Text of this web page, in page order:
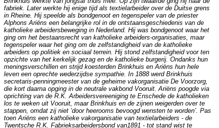
fabriek. Later werkte hij enige tijd als textielarbeider over de Duitse grens
in Rheine. Hij speelde als bondgenoot en tegenspeler van de priester
Alphons Ariëns een belangrijke rol in de ontstaansgeschiedenis van de
katholieke arbeidersbeweging in Nederland. Hij was bondgenoot waar het
ging om het bestaansrecht van katholieke arbeiders-organisaties, maar
tegenspeler waar het ging om de zelfstandigheid van de katholieke
arbeiders op politiek en sociaal terrein. Hij stond zelfstandigheid voor ten
opzichte van het kerkelijk gezag en de katholieke burgerij. Ondanks hun
meningsverschillen en strijd koesterden Brinkhuis en Ariëns hun hele
leven een oprechte wederzijdse sympathie. In 1888 werd Brinkhuis
secretaris-penningmeester van de geheime vakorganisatie De Voorzorg,
die kort daarna opging in de neutrale vakbond Vooruit. Ariëns poogde via
oprichting van de R.K. Arbeidersvereeniging te Enschede de katholieken
los te weken uit Vooruit, maar Brinkhuis en de zijnen weigerden over te
stappen, omdat zij niet ’door heerooms bevoogd wensten te worden’. Pas
toen Ariëns een katholieke vakorganisatie van textielarbeiders - de
Twentsche R.K. Fabrieksarbeidersbond van1891 - tot stand wist te